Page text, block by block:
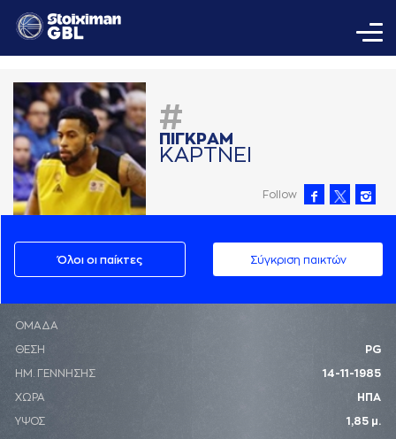
#
ΠΙΓΚΡAΜ
ΚAΡΤΝΕΙ
Follow
Όλοι οι παίκτες Σύγκριση παικτών
ΟΜΑΔΑ
ΘΕΣΗ PG
ΗΜ. ΓΕΝΝΗΣΗΣ 14-11-1985
ΧΩΡΑ ΗΠΑ
ΥΨΟΣ 1,85 μ.